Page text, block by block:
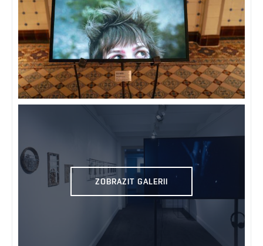
ZOBRAZIT GALERII